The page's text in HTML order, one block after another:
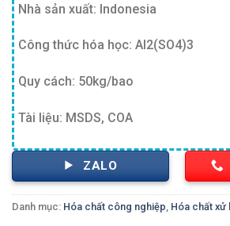
Nhà sản xuất: Indonesia
Công thức hóa học: Al2(SO4)3
Quy cách: 50kg/bao
Tài liệu: MSDS, COA
ZALO
Danh mục: Hóa chất công nghiệp, Hóa chất xử